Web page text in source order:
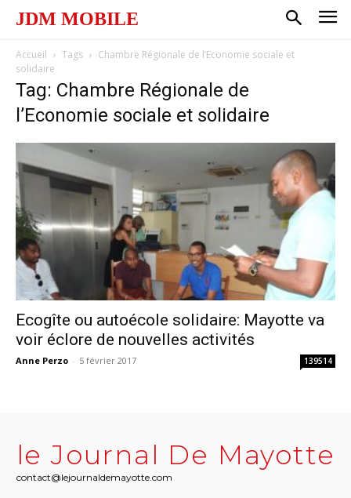
JDM MOBILE
Accueil Tags
Chambre Régionale de l’Economie sociale et
solidaire
Tag: Chambre Régionale de
l’Economie sociale et solidaire
Ecogîte ou autoécole solidaire: Mayotte va
voir éclore de nouvelles activités
Anne Perzo - 5 février 2017 139514
le Journal De Mayotte
contact@lejournaldemayotte.com